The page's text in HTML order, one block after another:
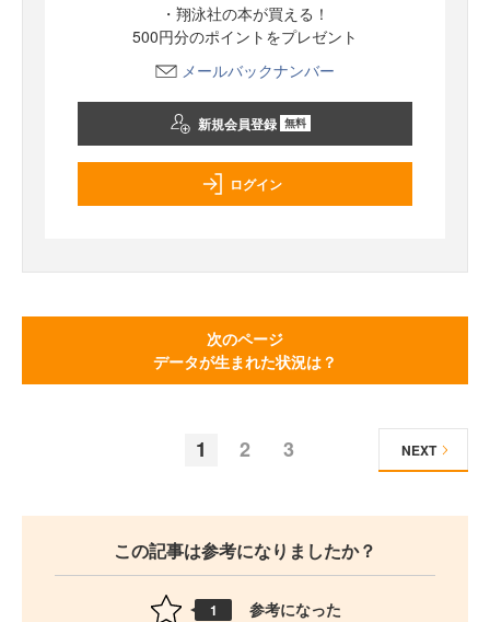
・翔泳社の本が買える！
500円分のポイントをプレゼント
メールバックナンバー
新規会員登録 無料
ログイン
次のページ
データが生まれた状況は？
1 2 3 NEXT
この記事は参考になりましたか？
1 参考になった